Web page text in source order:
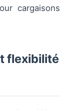
cargaisons
flexibilité